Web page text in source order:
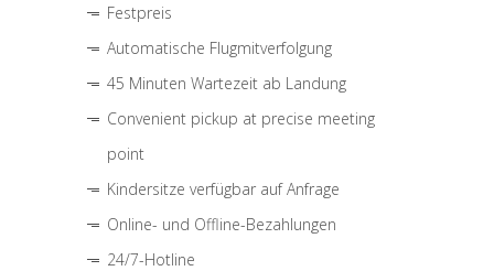
Festpreis
Automatische Flugmitverfolgung
45 Minuten Wartezeit ab Landung
Convenient pickup at precise meeting
point
Kindersitze verfügbar auf Anfrage
Online- und Offline-Bezahlungen
24/7-Hotline